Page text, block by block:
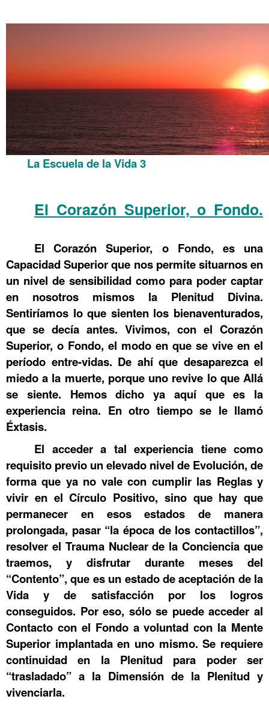
La Escuela de la Vida 3
El Corazón Superior, o Fondo.
El Corazón Superior, o Fondo, es una
Capacidad Superior que nos permite situarnos en
un nivel de sensibilidad como para poder captar
en nosotros mismos la Plenitud Divina.
Sentiríamos lo que sienten los bienaventurados,
que se decía antes. Vivimos, con el Corazón
Superior, o Fondo, el modo en que se vive en el
período entre-vidas. De ahí que desaparezca el
miedo a la muerte, porque uno revive lo que Allá
se siente. Hemos dicho ya aquí que es la
experiencia reina. En otro tiempo se le llamó
Éxtasis.
El acceder a tal experiencia tiene como
requisito previo un elevado nivel de Evolución, de
forma que ya no vale con cumplir las Reglas y
vivir en el Círculo Positivo, sino que hay que
permanecer en esos estados de manera
prolongada, pasar “la época de los contactillos”,
resolver el Trauma Nuclear de la Conciencia que
traemos, y disfrutar durante meses del
“Contento”, que es un estado de aceptación de la
Vida y de satisfacción por los logros
conseguidos. Por eso, sólo se puede acceder al
Contacto con el Fondo a voluntad con la Mente
Superior implantada en uno mismo. Se requiere
continuidad en la Plenitud para poder ser
“trasladado” a la Dimensión de la Plenitud y
vivenciarla.